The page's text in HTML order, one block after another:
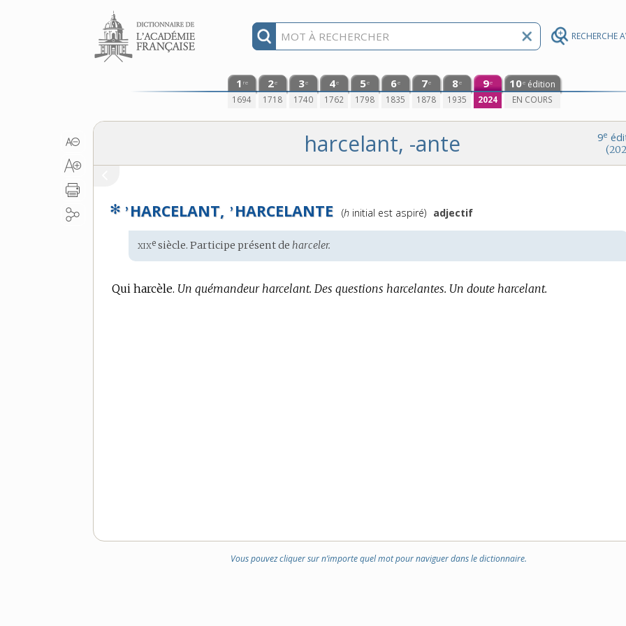
RECHERCHE
Aller au contenu
1 re
1694
2e
1718
3e
1740
4e
1762
5e
1798
6e
1835
7e
1878
8e
1935
9e
2024
10e édition
EN COURS
9e
harcelant, -ante
✻ ’HARCELANT, ’HARCELANTE
Prononciation
(h initial est aspiré) adjectif
Étymologie
:
xixe siècle. Participe présent deharceler.
Qui harcèle. Un quémandeur harcelant. Des questions harcelantes. Un doute harcelant.
Vous pouvez cliquer sur n’importe quel mot pour naviguer dans le dictionnaire.